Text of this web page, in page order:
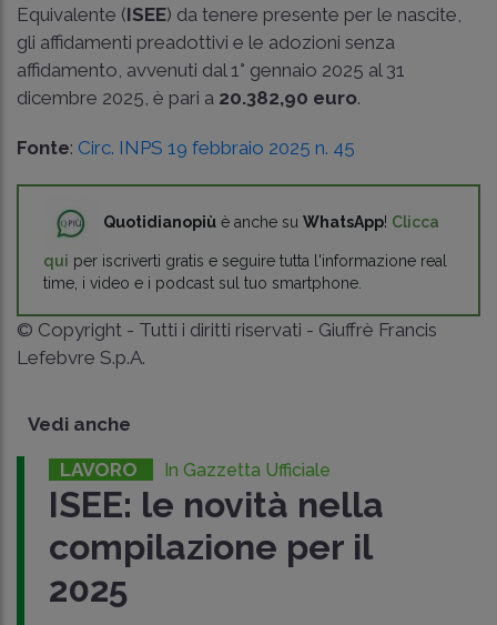
Equivalente (ISEE) da tenere presente per le nascite,
gli affidamenti preadottivi e le adozioni senza
affidamento, avvenuti dal 1° gennaio 2025 al 31
dicembre 2025, è pari a 20.382,90 euro.
Fonte: Circ. INPS 19 febbraio 2025 n. 45
Quotidianopiù è anche su WhatsApp! Clicca
qui per iscriverti gratis e seguire tutta l'informazione real
time, i video e i podcast sul tuo smartphone.
© Copyright - Tutti i diritti riservati - Giuffrè Francis
Lefebvre S.p.A.
Vedi anche
LAVORO In Gazzetta Ufficiale
ISEE: le novità nella
compilazione per il
2025